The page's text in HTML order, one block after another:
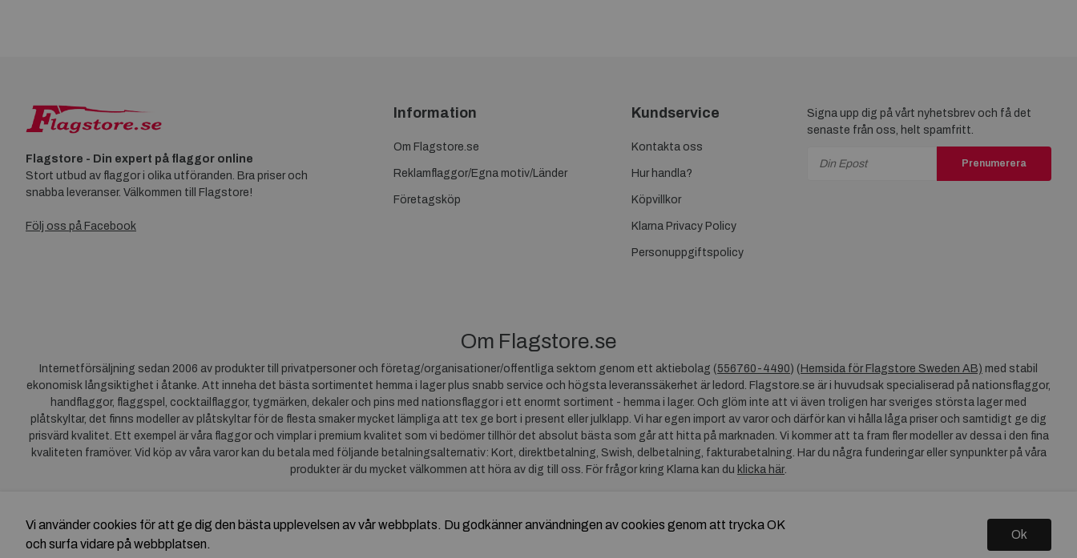
Flagstore - Din expert på flaggor online
Stort utbud av flaggor i olika utföranden. Bra priser och
snabba leveranser. Välkommen till Flagstore!
Följ oss på Facebook
Information
Om Flagstore.se
Reklamflaggor/Egna motiv/Länder
Företagsköp
Kundservice
Kontakta oss
Hur handla?
Köpvillkor
Klarna Privacy Policy
Personuppgiftspolicy
Signa upp dig på vårt nyhetsbrev och få det
senaste från oss, helt spamfritt.
Prenumerera
Om Flagstore.se
Internetförsäljning sedan 2006 av produkter till privatpersoner och företag/organisationer/offentliga sektorn genom ett aktiebolag (556760-4490) ( Hemsida för Flagstore Sweden AB) med stabil
ekonomisk långsiktighet i åtanke. Att inneha det bästa sortimentet hemma i lager plus snabb service och högsta leveranssäkerhet är ledord. Flagstore.se är i huvudsak specialiserad på nationsflaggor,
handflaggor, flaggspel, cocktailflaggor, tygmärken, dekaler och pins med nationsflaggor i ett enormt sortiment - hemma i lager. Och glöm inte att vi även troligen har sveriges största lager med
plåtskyltar, det finns modeller av plåtskyltar för de flesta smaker mycket lämpliga att tex ge bort i present eller julklapp. Vi har egen import av varor och därför kan vi hålla låga priser och samtidigt ge dig
prisvärd kvalitet. Ett exempel är våra flaggor och vimplar i premium kvalitet som vi bedömer tillhör det absolut bästa som går att hitta på marknaden. Vi kommer att ta fram fler modeller av dessa i den fina
kvaliteten framöver. Vid köp av våra varor kan du betala med följande betalningsalternativ: Kort, direktbetalning, Swish, delbetalning, fakturabetalning. Har du några funderingar eller synpunkter på våra
produkter är du mycket välkommen att höra av dig till oss. För frågor kring Klarna kan du klicka här.
Copyright © 2026 Flagstore.se Skapad med Vendre
Vi använder cookies för att ge dig den bästa upplevelsen av vår webbplats. Du godkänner användningen av cookies genom att trycka OK
och surfa vidare på webbplatsen.
Ok